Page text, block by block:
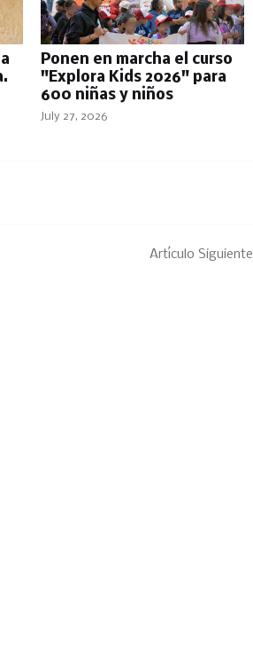
Ponen en marcha el curso
"Explora Kids 2026" para
600 niñas y niños
July 27, 2026
Artículo Siguiente